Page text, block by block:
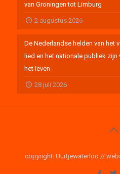
van Groningen tot Limburg
2 augustus 2026
De Nederlandse helden van het
lied en het nationale publiek zijn
het leven
28 juli 2026
copyright: Uurtjewaterloo //